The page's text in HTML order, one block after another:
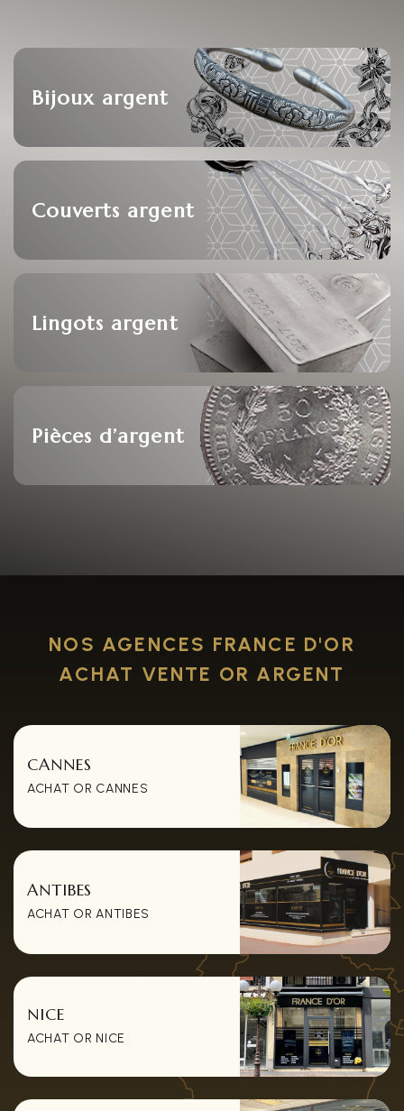
Bijoux argent
Couverts argent
Lingots argent
Pièces d’argent
NOS AGENCES FRANCE D'OR
ACHAT VENTE OR ARGENT
CANNES
ACHAT OR CANNES
ANTIBES
ACHAT OR ANTIBES
NICE
ACHAT OR NICE